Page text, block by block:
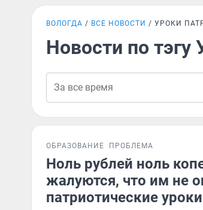
ВОЛОГДА ВСЕ НОВОСТИ УРОКИ
Новости по тэгу
ОБРАЗОВАНИЕ ПРОБЛЕМА
Ноль рублей ноль
жалуются, что им не
патриотические